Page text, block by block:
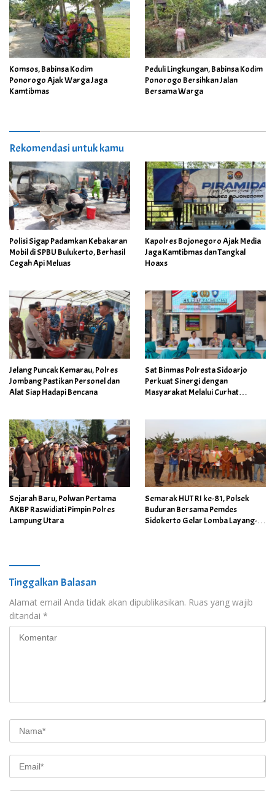
Komsos, Babinsa Kodim
Ponorogo Ajak Warga Jaga
Kamtibmas
Peduli Lingkungan, Babinsa Kodim
Ponorogo Bersihkan Jalan
Bersama Warga
Rekomendasi untuk kamu
Polisi Sigap Padamkan Kebakaran
Mobil di SPBU Bulukerto, Berhasil
Cegah Api Meluas
Kapolres Bojonegoro Ajak Media
Jaga Kamtibmas dan Tangkal
Hoaxs
Jelang Puncak Kemarau, Polres
Jombang Pastikan Personel dan
Alat Siap Hadapi Bencana
Sat Binmas Polresta Sidoarjo
Perkuat Sinergi dengan
Masyarakat Melalui Curhat
Sejarah Baru, Polwan Pertama
AKBP Raswidiati Pimpin Polres
Lampung Utara
Semarak HUT RI ke-81, Polsek
Buduran Bersama Pemdes
Sidokerto Gelar Lomba Layang-
Tinggalkan Balasan
Alamat email Anda tidak akan dipublikasikan. Ruas yang wajib
ditandai *